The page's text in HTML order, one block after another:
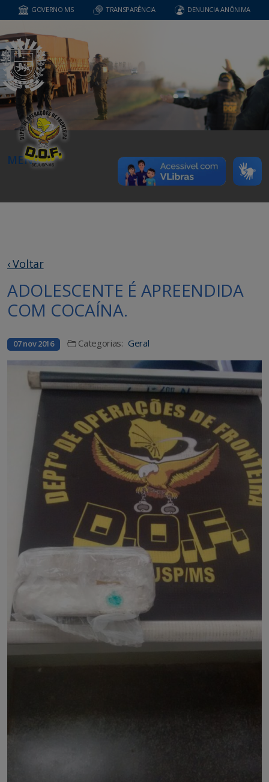
GOVERNO MS TRANSPARÊNCIA DENUNCIA ANÔNIMA
MENU
‹ Voltar
ADOLESCENTE É APREENDIDA
COM COCAÍNA.
07 nov 2016 Categorias: Geral